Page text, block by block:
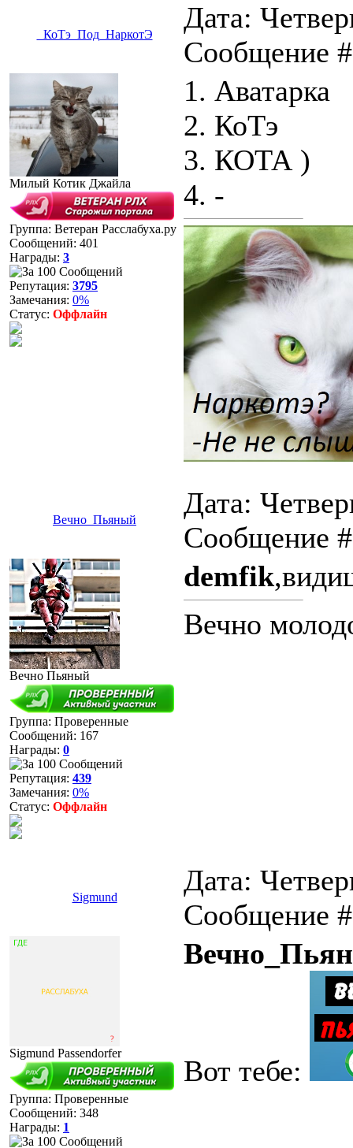
_КоТэ_Под_НаркотЭ
Дата:
Сообщение
Милый Котик Джайла
Группа: Ветеран Расслабуха.ру
Сообщений: 401
Награды: 3
Репутация: 3795
Замечания: 0%
Статус: Оффлайн
1. Аватарка
2. КоТэ
3. КОТА )
4. -
Вечно_Пьяный
Дата:
Сообщение
Вечно Пьяный
Группа: Проверенные
Сообщений: 167
Награды: 0
Репутация: 439
Замечания: 0%
Статус: Оффлайн
demfik
Вечно
Sigmund
Дата:
Сообщение
Sigmund Passendorfer
Группа: Проверенные
Сообщений: 348
Награды: 1
Вот тебе: